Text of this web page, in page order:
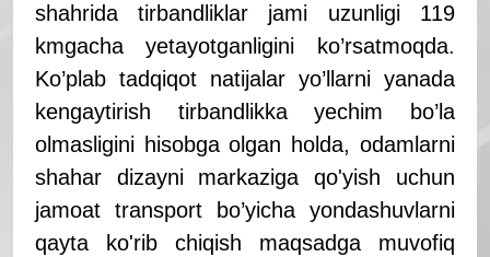
shahrida tirbandliklar jami uzunligi 119
kmgacha yetayotganligini ko’rsatmoqda.
Ko’plab tadqiqot natijalar yo’llarni yanada
kengaytirish tirbandlikka yechim bo’la
olmasligini hisobga olgan holda, odamlarni
shahar dizayni markaziga qo'yish uchun
jamoat transport bo’yicha yondashuvlarni
qayta ko'rib chiqish maqsadga muvofiq